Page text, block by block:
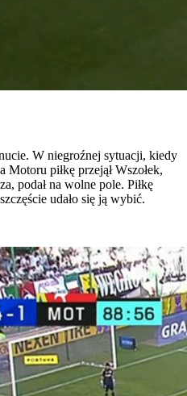
W niegroźnej sytuacji, kiedy
piłkę przejął Wszołek,
podał na wolne pole. Piłkę
udało się ją wybić.